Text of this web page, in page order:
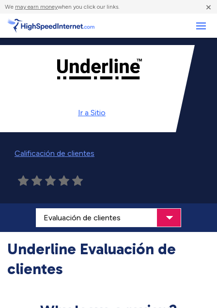
We may earn moneywhen you click our links. ×
Ir a Sitio
Calificación de clientes
Underline Evaluación de
clientes